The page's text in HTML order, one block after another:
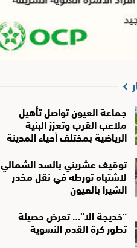
جماعة العيون تواصل تأهيل
ملاعب القرب وتعزز البنية
الرياضية بمختلف أحياء المدينة
توقيف عشريني بالسد الشمالي
لاشتباه تورطه في نقل مخدر
الشيرا بالعيون
“خديجة الا”… تعرض حصيلة
تطور كرة القدم النسوية